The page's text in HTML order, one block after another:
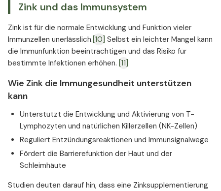
Zink und das Immunsystem
Zink ist für die normale Entwicklung und Funktion vieler
Immunzellen unerlässlich. [10] Selbst ein leichter Mangel kann
die Immunfunktion beeinträchtigen und das Risiko für
bestimmte Infektionen erhöhen. [11]
Wie Zink die Immungesundheit unterstützen
kann
Unterstützt die Entwicklung und Aktivierung von T-
Lymphozyten und natürlichen Killerzellen (NK-Zellen)
Reguliert Entzündungsreaktionen und Immunsignalwege
Fördert die Barrierefunktion der Haut und der
Schleimhäute
Studien deuten darauf hin, dass eine Zinksupplementierung